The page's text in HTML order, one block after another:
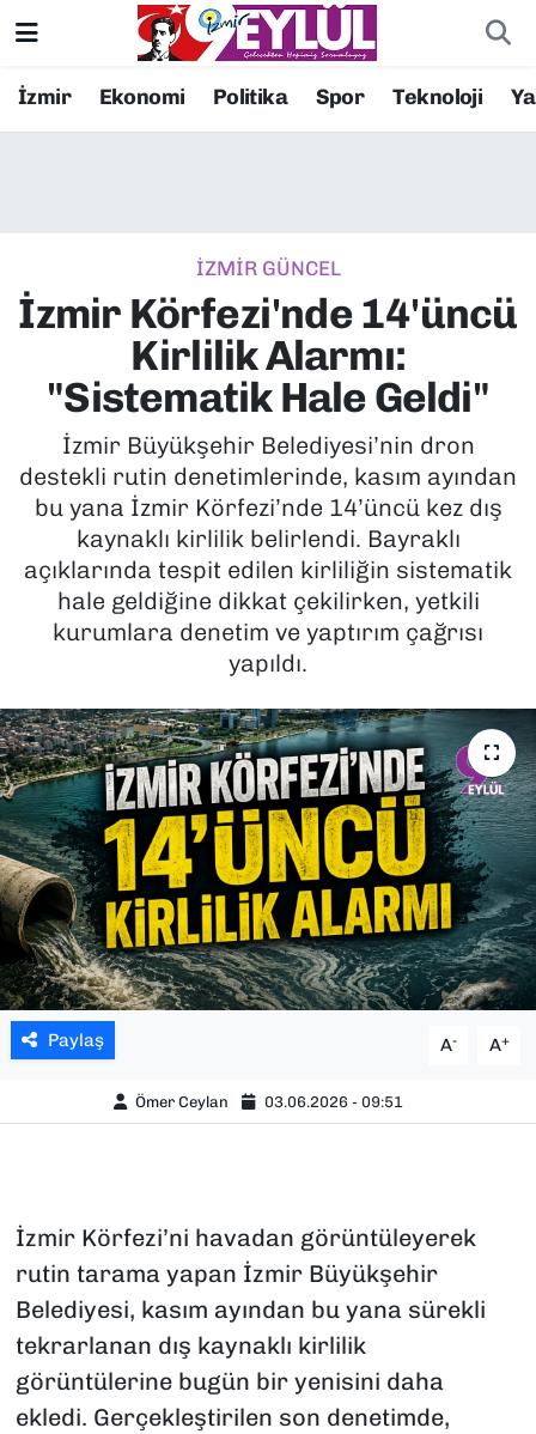
İzmir Ekonomi Politika Spor Teknoloji
İZMİR GÜNCEL
İzmir Körfezi'nde 14'üncü
Kirlilik Alarmı:
"Sistematik Hale Geldi"
İzmir Büyükşehir Belediyesi’nin dron
destekli rutin denetimlerinde, kasım ayından
bu yana İzmir Körfezi’nde 14’üncü kez dış
kaynaklı kirlilik belirlendi. Bayraklı
açıklarında tespit edilen kirliliğin sistematik
hale geldiğine dikkat çekilirken, yetkili
kurumlara denetim ve yaptırım çağrısı
yapıldı.
Paylaş A- A+
Ömer Ceylan 03.06.2026 - 09:51
İzmir Körfezi’ni havadan görüntüleyerek
rutin tarama yapan İzmir Büyükşehir
Belediyesi, kasım ayından bu yana sürekli
tekrarlanan dış kaynaklı kirlilik
görüntülerine bugün bir yenisini daha
ekledi. Gerçekleştirilen son denetimde,
Resmi İlanlar
EKONOMİ
KÜLTÜR SANAT
MAGAZİN
POLİTİKA
SAĞLIK
SPOR
YAŞAM
YEREL YÖNETİMLER
Konak Nöbetçi Eczaneler
Süper Lig Puan Durumu ve Fikstür
Tüm Manşetler
Son Dakika Haberleri
Haber Arşivi